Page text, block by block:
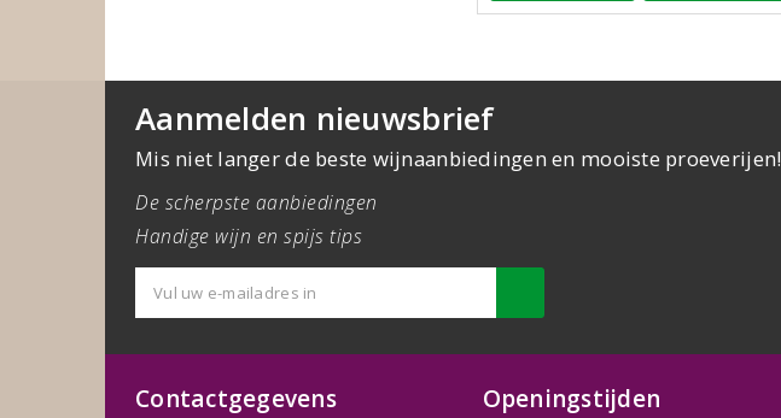
Aanmelden nieuwsbrief
Mis niet langer de beste wijnaanbiedingen en mooiste proeverijen!
De scherpste aanbiedingen
Handige wijn en spijs tips
Contactgegevens Openingstijden